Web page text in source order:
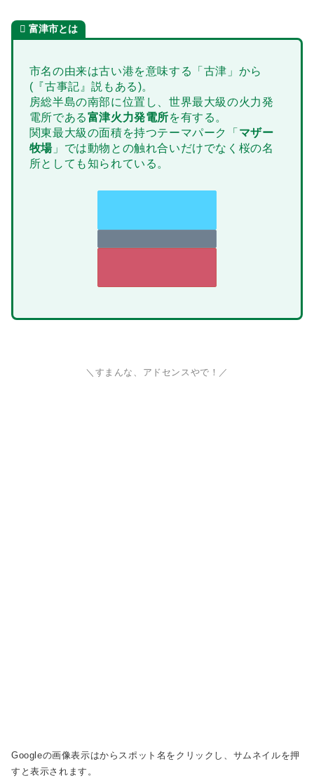
富津市とは
市名の由来は古い港を意味する「古津」から
(『古事記』説もある)。
房総半島の南部に位置し、世界最大級の火力発
電所である富津火力発電所を有する。
関東最大級の面積を持つテーマパーク「 マザー
牧場」では動物との触れ合いだけでなく桜の名
所としても知られている。
＼すまんな、アドセンスやで！／
Googleの画像表示はからスポット名をクリックし、サムネイルを押
すと表示されます。